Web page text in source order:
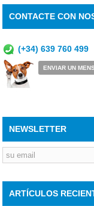
CONTACTE CON
(+34) 639 760 499
ENVIAR UN
NEWSLETTER
ARTÍCULOS